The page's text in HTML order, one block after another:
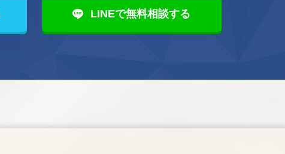
LINEで無料相談する